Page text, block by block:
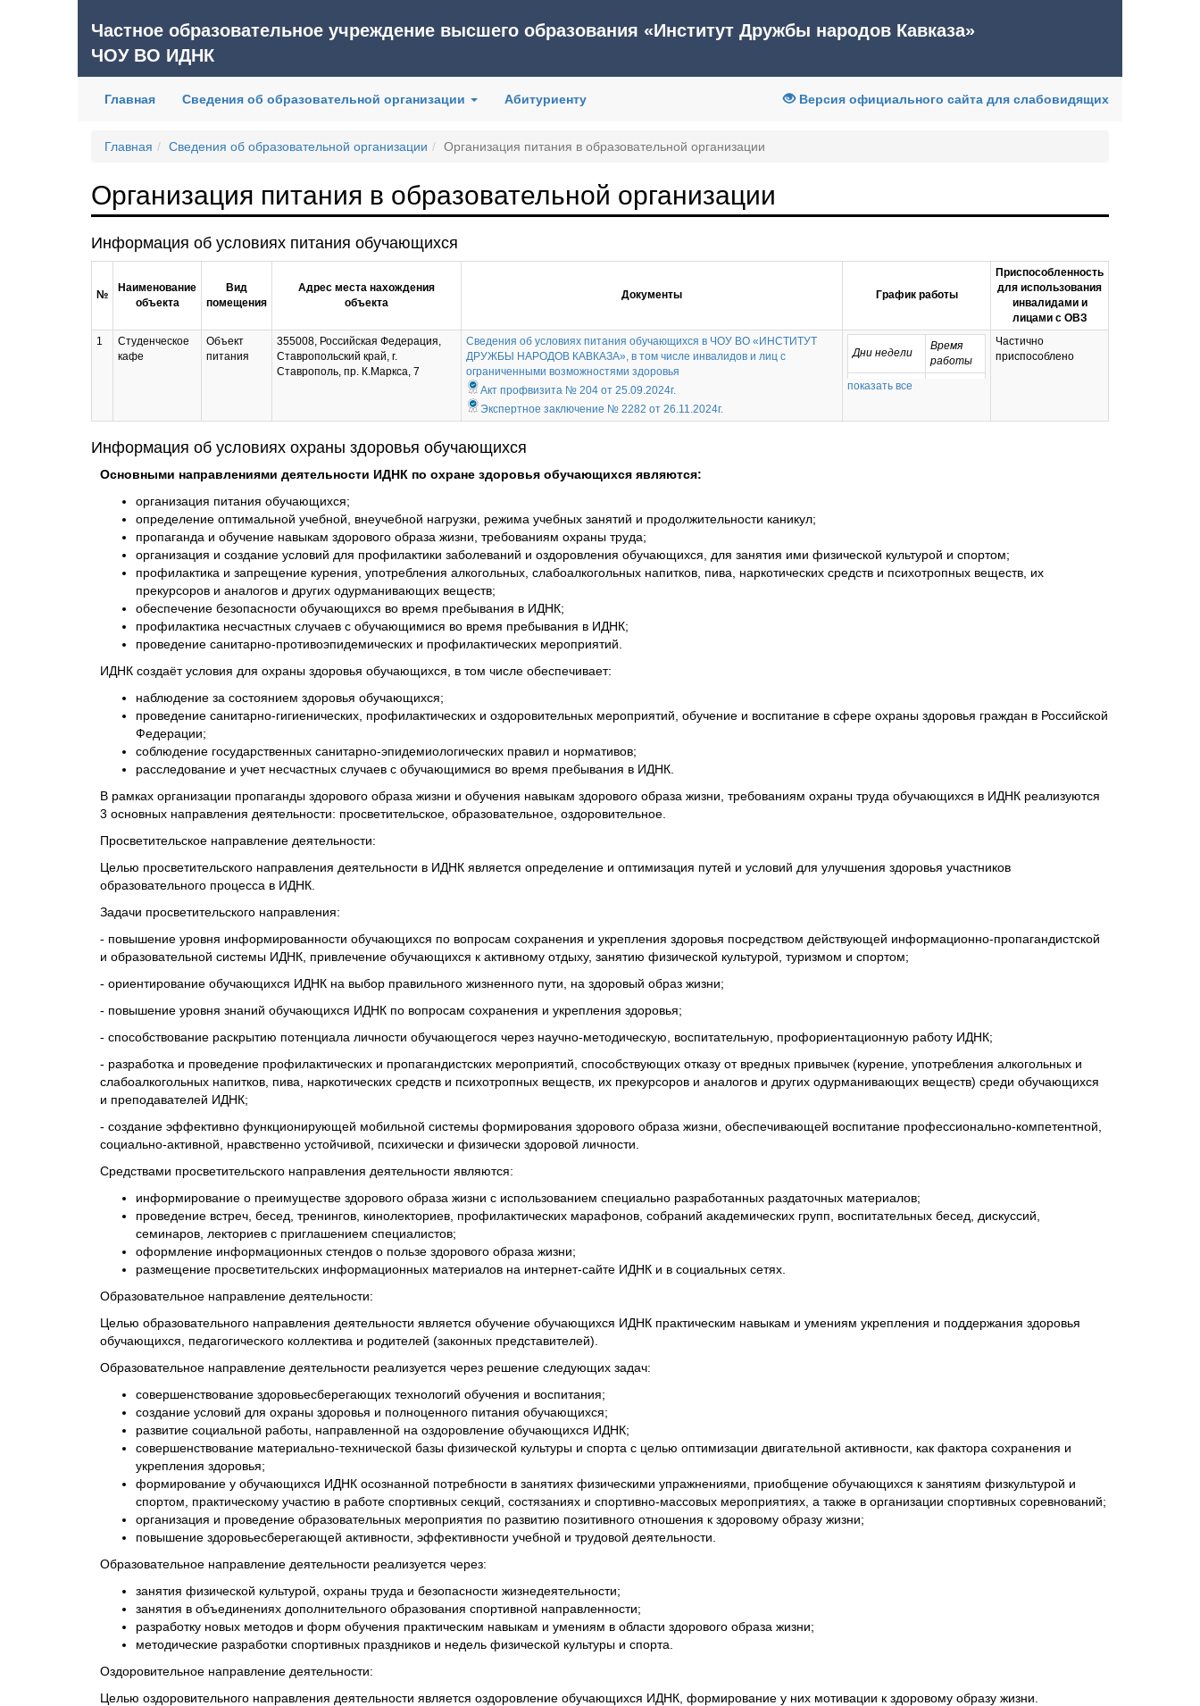
Частное образовательное учреждение высшего образования «Институт Дружбы народов Кавказа»
ЧОУ ВО ИДНК
Главная Сведения об образовательной организации Абитуриенту Версия официального сайта для слабовидящих
Главная Сведения об образовательной организации Организация питания в образовательной организации
Организация питания в образовательной организации
Информация об условиях питания обучающихся
№
Наименование
объекта
Вид
помещения
Адрес места нахождения
объекта
Документы График работы
Приспособленность
для использования
инвалидами и
лицами с ОВЗ
1
Студенческое
кафе
Объект
питания
355008, Российская Федерация,
Ставропольский край, г.
Ставрополь, пр. К.Маркса, 7
Сведения об условиях питания обучающихся в ЧОУ ВО «ИНСТИТУТ
ДРУЖБЫ НАРОДОВ КАВКАЗА», в том числе инвалидов и лиц с
ограниченными возможностями здоровья
Акт профвизита № 204 от 25.09.2024г.
Экспертное заключение № 2282 от 26.11.2024г.
Дни недели
Время
работы
Понедельник
10-00 -
16-30
Суббота
выходной
показать все
Частично
приспособлено
Информация об условиях охраны здоровья обучающихся
Основными направлениями деятельности ИДНК по охране здоровья обучающихся являются:
организация питания обучающихся;
определение оптимальной учебной, внеучебной нагрузки, режима учебных занятий и продолжительности каникул;
пропаганда и обучение навыкам здорового образа жизни, требованиям охраны труда;
организация и создание условий для профилактики заболеваний и оздоровления обучающихся, для занятия ими физической культурой и спортом;
профилактика и запрещение курения, употребления алкогольных, слабоалкогольных напитков, пива, наркотических средств и психотропных веществ, их
прекурсоров и аналогов и других одурманивающих веществ;
обеспечение безопасности обучающихся во время пребывания в ИДНК;
профилактика несчастных случаев с обучающимися во время пребывания в ИДНК;
проведение санитарно-противоэпидемических и профилактических мероприятий.
ИДНК создаёт условия для охраны здоровья обучающихся, в том числе обеспечивает:
наблюдение за состоянием здоровья обучающихся;
проведение санитарно-гигиенических, профилактических и оздоровительных мероприятий, обучение и воспитание в сфере охраны здоровья граждан в Российской
Федерации;
соблюдение государственных санитарно-эпидемиологических правил и нормативов;
расследование и учет несчастных случаев с обучающимися во время пребывания в ИДНК.
В рамках организации пропаганды здорового образа жизни и обучения навыкам здорового образа жизни, требованиям охраны труда обучающихся в ИДНК реализуются
3 основных направления деятельности: просветительское, образовательное, оздоровительное.
Просветительское направление деятельности:
Целью просветительского направления деятельности в ИДНК является определение и оптимизация путей и условий для улучшения здоровья участников
образовательного процесса в ИДНК.
Задачи просветительского направления:
- повышение уровня информированности обучающихся по вопросам сохранения и укрепления здоровья посредством действующей информационно-пропагандистской
и образовательной системы ИДНК, привлечение обучающихся к активному отдыху, занятию физической культурой, туризмом и спортом;
- ориентирование обучающихся ИДНК на выбор правильного жизненного пути, на здоровый образ жизни;
- повышение уровня знаний обучающихся ИДНК по вопросам сохранения и укрепления здоровья;
- способствование раскрытию потенциала личности обучающегося через научно-методическую, воспитательную, профориентационную работу ИДНК;
- разработка и проведение профилактических и пропагандистских мероприятий, способствующих отказу от вредных привычек (курение, употребления алкогольных и
слабоалкогольных напитков, пива, наркотических средств и психотропных веществ, их прекурсоров и аналогов и других одурманивающих веществ) среди обучающихся
и преподавателей ИДНК;
- создание эффективно функционирующей мобильной системы формирования здорового образа жизни, обеспечивающей воспитание профессионально-компетентной,
социально-активной, нравственно устойчивой, психически и физически здоровой личности.
Средствами просветительского направления деятельности являются:
информирование о преимуществе здорового образа жизни с использованием специально разработанных раздаточных материалов;
проведение встреч, бесед, тренингов, кинолекториев, профилактических марафонов, собраний академических групп, воспитательных бесед, дискуссий,
семинаров, лекториев с приглашением специалистов;
оформление информационных стендов о пользе здорового образа жизни;
размещение просветительских информационных материалов на интернет-сайте ИДНК и в социальных сетях.
Образовательное направление деятельности:
Целью образовательного направления деятельности является обучение обучающихся ИДНК практическим навыкам и умениям укрепления и поддержания здоровья
обучающихся, педагогического коллектива и родителей (законных представителей).
Образовательное направление деятельности реализуется через решение следующих задач:
совершенствование здоровьесберегающих технологий обучения и воспитания;
создание условий для охраны здоровья и полноценного питания обучающихся;
развитие социальной работы, направленной на оздоровление обучающихся ИДНК;
совершенствование материально-технической базы физической культуры и спорта с целью оптимизации двигательной активности, как фактора сохранения и
укрепления здоровья;
формирование у обучающихся ИДНК осознанной потребности в занятиях физическими упражнениями, приобщение обучающихся к занятиям физкультурой и
спортом, практическому участию в работе спортивных секций, состязаниях и спортивно-массовых мероприятиях, а также в организации спортивных соревнований;
организация и проведение образовательных мероприятия по развитию позитивного отношения к здоровому образу жизни;
повышение здоровьесберегающей активности, эффективности учебной и трудовой деятельности.
Образовательное направление деятельности реализуется через:
занятия физической культурой, охраны труда и безопасности жизнедеятельности;
занятия в объединениях дополнительного образования спортивной направленности;
разработку новых методов и форм обучения практическим навыкам и умениям в области здорового образа жизни;
методические разработки спортивных праздников и недель физической культуры и спорта.
Оздоровительное направление деятельности:
Целью оздоровительного направления деятельности является оздоровление обучающихся ИДНК, формирование у них мотивации к здоровому образу жизни.